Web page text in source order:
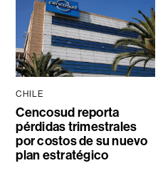
CHILE
Cencosud reporta
pérdidas trimestrales
por costos de su nuevo
plan estratégico